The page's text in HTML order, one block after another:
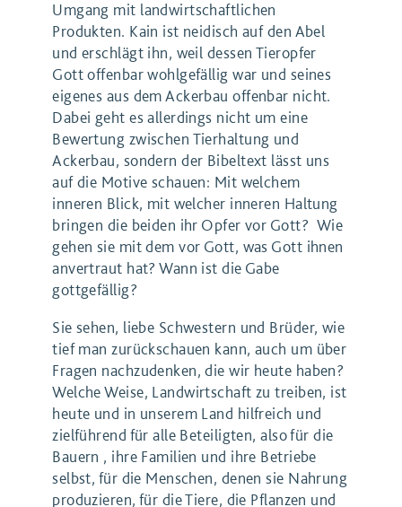
Umgang mit landwirtschaftlichen
Produkten. Kain ist neidisch auf den Abel
und erschlägt ihn, weil dessen Tieropfer
Gott offenbar wohlgefällig war und seines
eigenes aus dem Ackerbau offenbar nicht.
Dabei geht es allerdings nicht um eine
Bewertung zwischen Tierhaltung und
Ackerbau, sondern der Bibeltext lässt uns
auf die Motive schauen: Mit welchem
inneren Blick, mit welcher inneren Haltung
bringen die beiden ihr Opfer vor Gott? Wie
gehen sie mit dem vor Gott, was Gott ihnen
anvertraut hat? Wann ist die Gabe
gottgefällig?
Sie sehen, liebe Schwestern und Brüder, wie
tief man zurückschauen kann, auch um über
Fragen nachzudenken, die wir heute haben?
Welche Weise, Landwirtschaft zu treiben, ist
heute und in unserem Land hilfreich und
zielführend für alle Beteiligten, also für die
Bauern , ihre Familien und ihre Betriebe
selbst, für die Menschen, denen sie Nahrung
produzieren, für die Tiere, die Pflanzen und